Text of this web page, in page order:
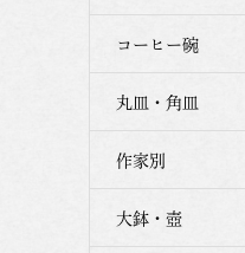
コーヒー碗
丸皿・角皿
作家別
大鉢・壺